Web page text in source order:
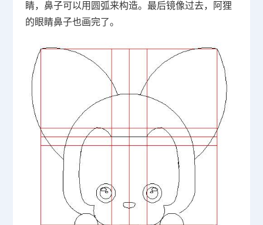
睛，鼻子可以用圆弧来构造。最后镜像过去，阿狸
的眼睛鼻子也画完了。